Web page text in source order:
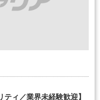
ィ／業界未経験歓迎】